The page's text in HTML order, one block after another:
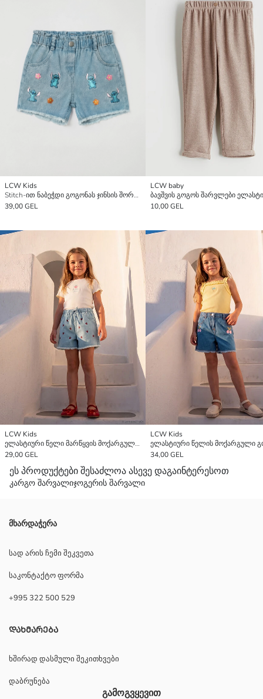
LCW Kids
Stitch-ით ნაბეჭდი გოგონას ჯინსის შორტები
39,00 GEL
LCW baby
10,00 GEL
LCW Kids
ელასტიური წელი მარწყვის მოქარგული გოგონების ჯინსის შორტები
29,00 GEL
LCW Kids
34,00 GEL
ეს პროდუქტები შესაძლოა ასევე დაგაინტერესოთ
კარგო შარვალიჯოგერის შარვალი
მხარდაჭერა
სად არის ჩემი შეკვეთა
საკონტაქტო ფორმა
+995 322 500 529
ᲓᲐᲮᲛᲐᲠᲔᲑᲐ
ხშირად დასმული შეკითხვები
დაბრუნება
გამოგვყევით